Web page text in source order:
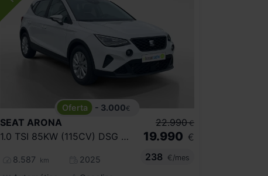
- 3.000€
SEAT ARONA
1.0 TSI 85KW (115CV) DSG STYLE XL
8.587 km
2025
22.990 €
19.990 €
238
€/mes